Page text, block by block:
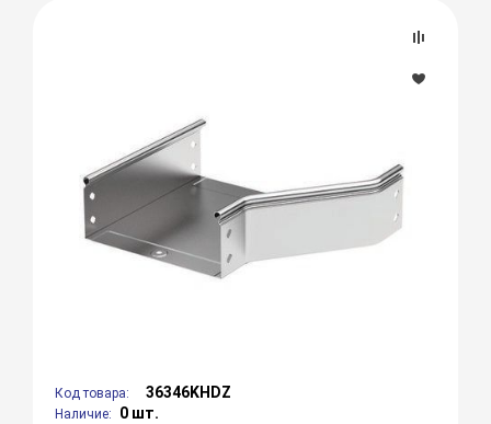
Код товара: 36346KHDZ
Наличие: 0 шт.